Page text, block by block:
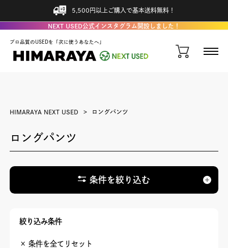
5,500円以上ご購入で基本送料無料！
NEXT USED公式インスタグラム開設しました！
プロ品質のUSEDを「次に使うあなたへ」
HIMARAYA NEXT USED ロングパンツ
ロングパンツ
条件を絞り込む
絞り込み条件
× 条件を全てリセット